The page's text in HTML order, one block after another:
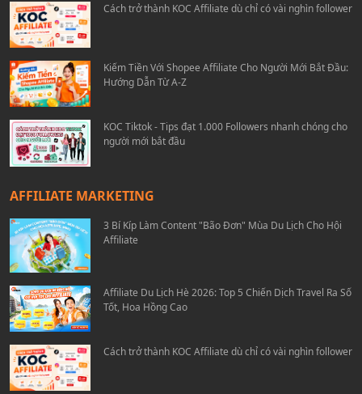
Cách trở thành KOC Affiliate dù chỉ có vài nghìn follower
Kiếm Tiền Với Shopee Affiliate Cho Người Mới Bắt Đầu:
Hướng Dẫn Từ A-Z
KOC Tiktok - Tips đạt 1.000 Followers nhanh chóng cho
người mới bắt đầu
AFFILIATE MARKETING
3 Bí Kíp Làm Content "Bão Đơn" Mùa Du Lịch Cho Hội
Affiliate
Affiliate Du Lịch Hè 2026: Top 5 Chiến Dịch Travel Ra Số
Tốt, Hoa Hồng Cao
Cách trở thành KOC Affiliate dù chỉ có vài nghìn follower